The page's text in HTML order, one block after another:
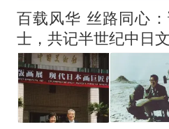
百载风华 丝路同心
士，共记半世纪中日